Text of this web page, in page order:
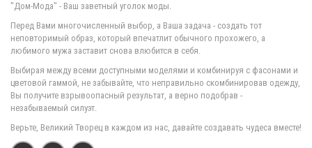
"Дом-Мода" - Ваш заветный уголок моды.
Перед Вами многочисленный выбор, а Ваша задача - создать тот
неповторимый образ, который впечатлит обычного прохожего, а
любимого мужа заставит снова влюбится в себя.
Выбирая между всеми доступными моделями и комбинируя с фасонами и
цветовой гаммой, не забывайте, что неправильно скомбинировав одежду,
Вы получите взрывоопасный результат, а верно подобрав -
незабываемый силуэт.
Верьте, Великий Творец в каждом из нас, давайте создавать чудеса вместе!